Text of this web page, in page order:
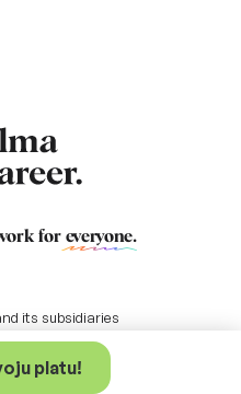
platu!
for everyone.
its subsidiaries